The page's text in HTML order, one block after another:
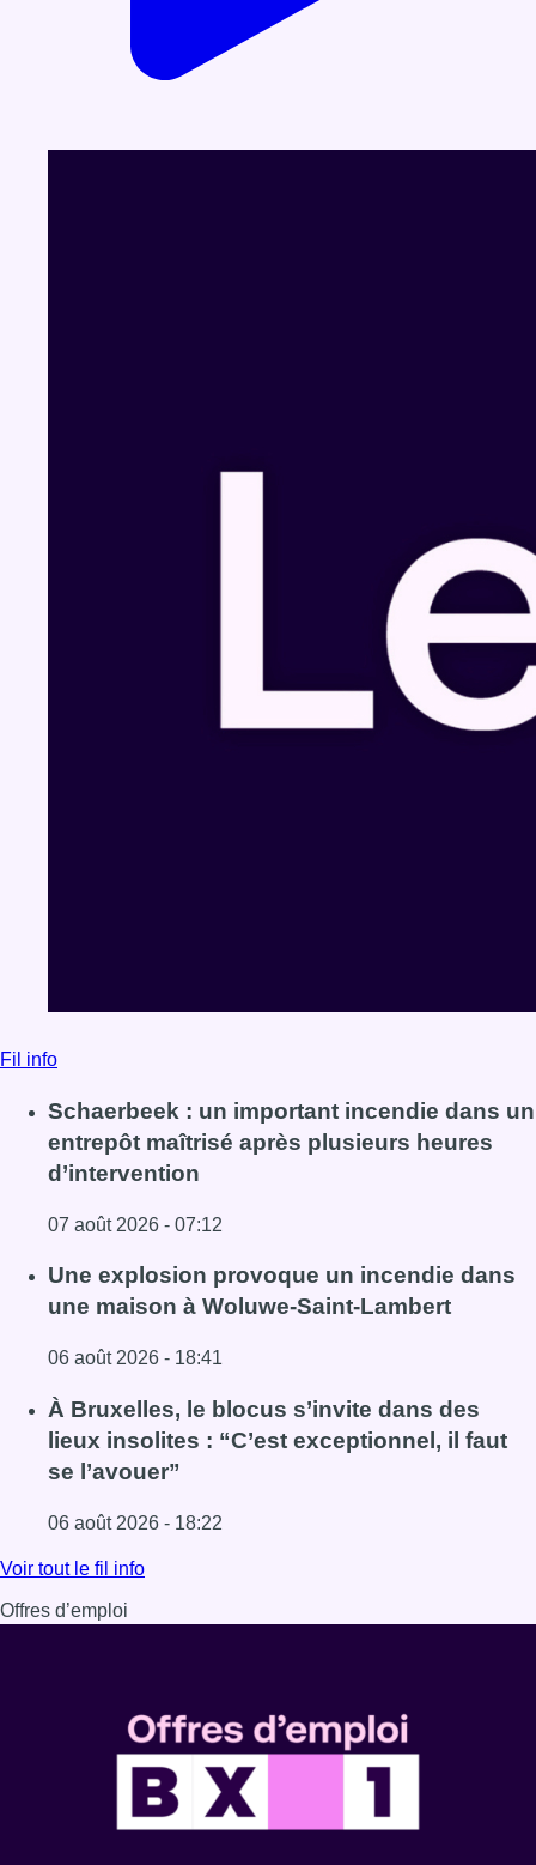
Fil info
Schaerbeek : un important incendie dans un
entrepôt maîtrisé après plusieurs heures
d’intervention
07 août 2026 - 07:12
Lire l'article Schaerbeek : un important incendie dans un
Une explosion provoque un incendie dans
une maison à Woluwe-Saint-Lambert
06 août 2026 - 18:41
Lire l'article Une explosion provoque un incendie dans
À Bruxelles, le blocus s’invite dans des
lieux insolites : “C’est exceptionnel, il faut
se l’avouer”
06 août 2026 - 18:22
Lire l'article À Bruxelles, le blocus s’invite dans des lieux
Voir tout le fil info
Offres d’emploi